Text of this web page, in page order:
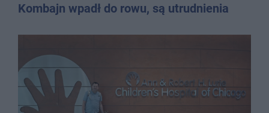
Kombajn wpadł do rowu, są utrudnienia